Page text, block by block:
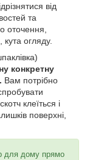
від
та
оточення,
огляду.
конкретну
Вам потрібно
клеїться і
поверхні,
для дому прямо